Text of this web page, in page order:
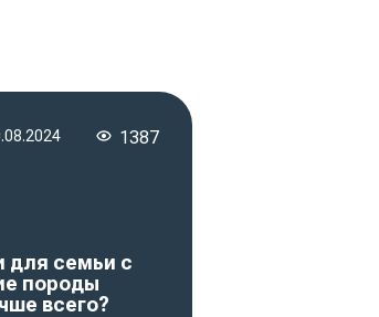
1387
для семьи с
породы
всего?